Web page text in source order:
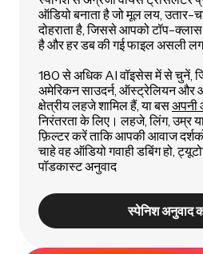
ऑडियो बनाता है जो मूल लय, उतार-
दोहराता है, जिससे आपको टॉप-
है और हर डब की गई फाइल असली
180 से अधिक AI वॉइसेस में से चुनें,
अमेरिकन साउदर्न, ऑस्ट्रेलियन और
क्षेत्रीय लहजे शामिल हैं, या बसअपनी
निरंतरता के लिए। लहजे, लिंग, उम्र
फ़िल्टर करें ताकि आपकी आवाज
चाहे वह ऑडियो गवाही डबिंग हो,
पॉडकास्ट अनुवाद
स्पेनिश अनुवाद